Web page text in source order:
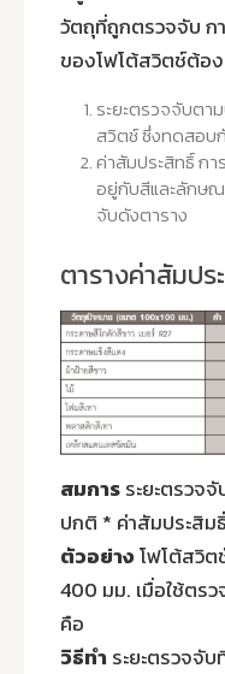
วัตถุที่ถูกตรวจจับ ก
ของโฟโต้สวิตช์ต้อ
ระยะตรวจจับตา
สวิตช์ ซึ่งทดสอบ
ค่าสัมประสิทธิ์ กา
อยู่กับสีและลักษ
จับดังตาราง
ตารางค่าสัมปร
สมการ ระยะตรวจ
ปกติ * ค่าสัมประสิม
ตัวอย่าง โฟโต้สวิต
400 มม. เมื่อใช้ตร
คือ
วิธีทำ ระยะตรวจจั